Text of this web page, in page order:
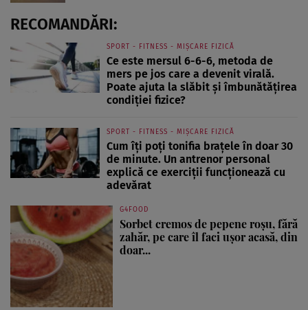
RECOMANDĂRI:
SPORT - FITNESS - MIȘCARE FIZICĂ
Ce este mersul 6-6-6, metoda de
mers pe jos care a devenit virală.
Poate ajuta la slăbit și îmbunătățirea
condiției fizice?
SPORT - FITNESS - MIȘCARE FIZICĂ
Cum îți poți tonifia brațele în doar 30
de minute. Un antrenor personal
explică ce exerciții funcționează cu
adevărat
G4FOOD
Sorbet cremos de pepene roșu, fără
zahăr, pe care îl faci ușor acasă, din
doar...